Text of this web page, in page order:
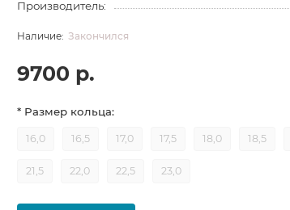
Производитель:
Закончился
9700 р.
* Размер кольца:
16,0 16,5 17,0 17,5 18,0 18,5
21,5 22,0 22,5 23,0